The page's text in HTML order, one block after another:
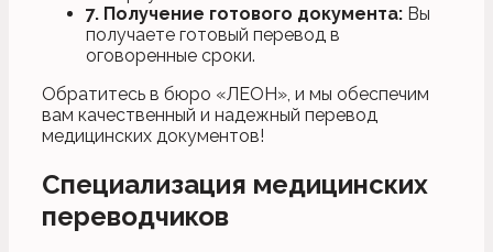
7. Получение готового документа: Вы
получаете готовый перевод в
оговоренные сроки.
Обратитесь в бюро «ЛЕОН», и мы обеспечим
вам качественный и надежный перевод
медицинских документов!
Специализация медицинских
переводчиков